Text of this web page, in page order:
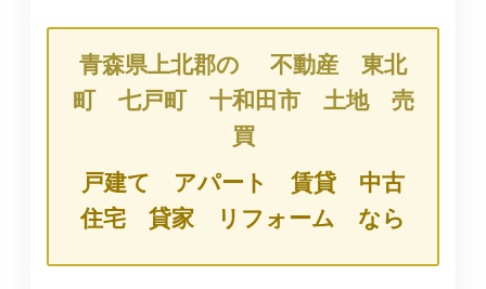
青森県上北郡の 不動産 東北
町 七戸町 十和田市 土地 売
買
戸建て アパート 賃貸 中古
住宅 貸家 リフォーム なら